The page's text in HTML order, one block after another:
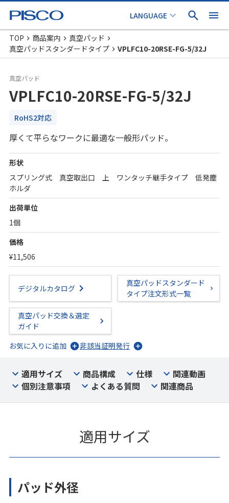
TOP 商品案内
真空パッド
真空パッドスタンダードタイプ
VPLFC10-20RSE-FG-5/32J
真空パッド
VPLFC10-20RSE-FG-5/32J
RoHS2対応
厚くて平らなワークに最適な一般形パッド。
形状
スプリング式 真空取出口 上 ワンタッチ継手タイプ 低発塵
ホルダ
出荷単位
1個
価格
¥11,506
デジタルカタログ
真空パッドスタンダード
タイプ注文形式一覧
真空パッド交換＆選定
ガイド
お気に入りに追加
非該当証明発行
適用サイズ 商品構成 仕様
関連動画
個別注意事項
よくある質問 関連商品
適用サイズ
パッド外径